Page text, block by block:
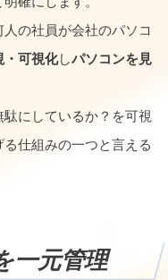
の社員が会社のパソコ
・可視化しパソコンを見
にしているか？を可視
仕組みの一つと言える
一元管理